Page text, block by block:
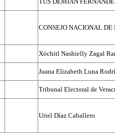
CONSEJO NACIONAL
Xóchitl Nashielly Zagal
Juana Elizabeth Luna
Tribunal Electoral de
Uriel Díaz Caballero